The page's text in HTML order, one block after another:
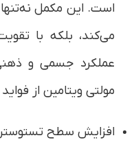
است. این مکمل
می‌کند، بلکه با
عملکرد جسمی و
مولتی ویتامین از
افزایش سطح